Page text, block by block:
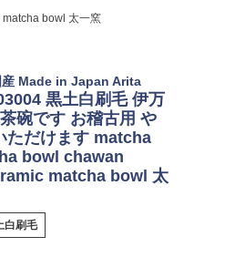
bowl 太一窯
Made in Japan Arita
黒土白刷毛 伊万
碗です お稽古用 や
ただけます matcha
bowl chawan
matcha bowl 太
白刷毛